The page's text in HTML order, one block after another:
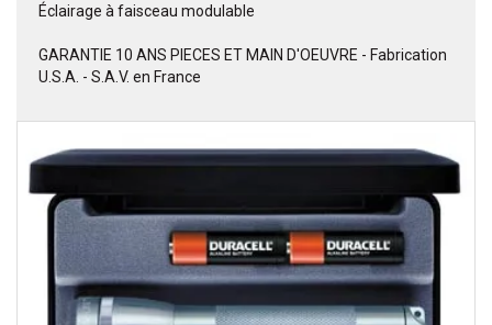
Éclairage à faisceau modulable
GARANTIE 10 ANS PIECES ET MAIN D'OEUVRE - Fabrication
U.S.A. - S.A.V. en France